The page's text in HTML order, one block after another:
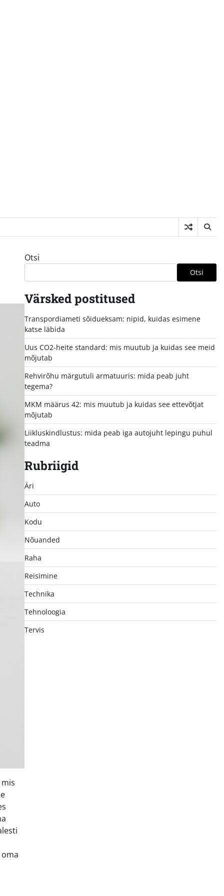
Otsi
Otsi
Värsked postitused
Transpordiameti sõidueksam: nipid, kuidas esimene
katse läbida
Uus CO2-heite standard: mis muutub ja kuidas see meid
mõjutab
Rehvirõhu märgutuli armatuuris: mida peab juht
tegema?
MKM määrus 42: mis muutub ja kuidas see ettevõtjat
mõjutab
Liikluskindlustus: mida peab iga autojuht lepingu puhul
teadma
Rubriigid
Äri
Auto
Kodu
Nõuanded
Raha
Reisimine
Technika
Tehnoloogia
Tervis